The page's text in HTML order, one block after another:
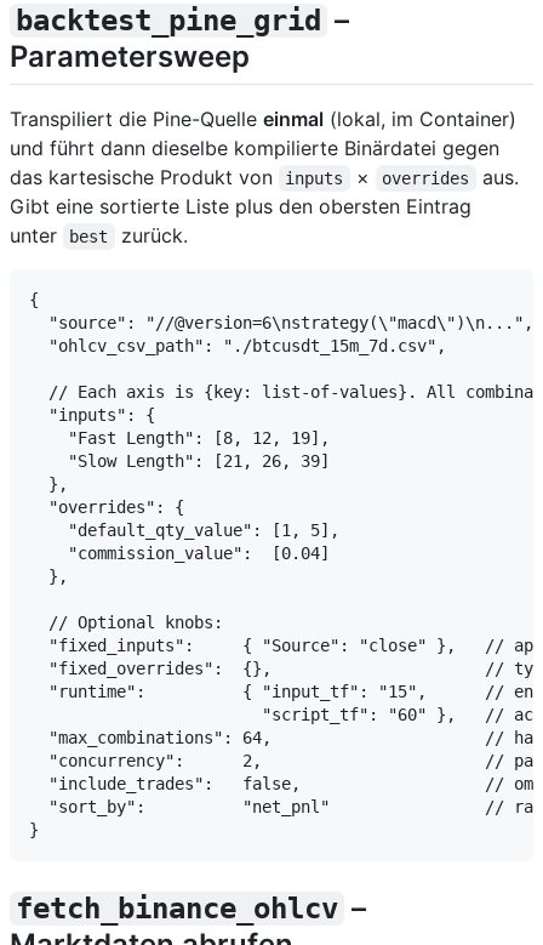
backtest_pine_grid –
Parametersweep
Transpiliert die Pine-Quelle einmal (lokal, im Container)
und führt dann dieselbe kompilierte Binärdatei gegen
das kartesische Produkt von
inputs × overrides
aus.
Gibt eine sortierte Liste plus den obersten Eintrag
unter
best zurück.
{
  "source": "//@version=6\nstrategy(\"macd\")\n...",
  "ohlcv_csv_path": "./btcusdt_15m_7d.csv",
// Each axis is {key: list-of-values}. All
  "inputs": {
    "Fast Length": [8, 12, 19],
    "Slow Length": [21, 26, 39]
  },
  "overrides": {
    "default_qty_value": [1, 5],
    "commission_value":  [0.04]
  },
  // Optional knobs:
"fixed_inputs":     { "Source": "close" },   //
"fixed_overrides":  {},                      //
"runtime":          { "input_tf": "15",      //
"script_tf": "60" },   //
"max_combinations": 64,                      //
"concurrency":      2,                       //
"include_trades":   false,                   //
"sort_by":          "net_pnl"                //
fetch_binance_ohlcv –